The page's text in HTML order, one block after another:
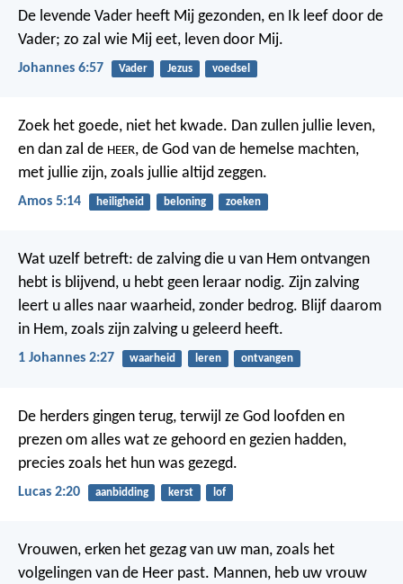
De levende Vader heeft Mij gezonden, en Ik leef door de
Vader; zo zal wie Mij eet, leven door Mij.
Johannes 6:57 Vader Jezus voedsel
Zoek het goede, niet het kwade. Dan zullen jullie leven,
en dan zal de HEER, de God van de hemelse machten,
met jullie zijn, zoals jullie altijd zeggen.
Amos 5:14 heiligheid beloning zoeken
Wat uzelf betreft: de zalving die u van Hem ontvangen
hebt is blijvend, u hebt geen leraar nodig. Zijn zalving
leert u alles naar waarheid, zonder bedrog. Blijf daarom
in Hem, zoals zijn zalving u geleerd heeft.
1 Johannes 2:27 waarheid leren ontvangen
De herders gingen terug, terwijl ze God loofden en
prezen om alles wat ze gehoord en gezien hadden,
precies zoals het hun was gezegd.
Lucas 2:20 aanbidding kerst lof
Vrouwen, erken het gezag van uw man, zoals het
volgelingen van de Heer past. Mannen, heb uw vrouw